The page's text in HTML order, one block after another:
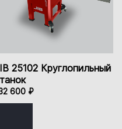
25102 Круглопильный
600 ₽